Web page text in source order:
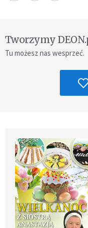
Tworzymy
Tu możesz nas wesprzeć.